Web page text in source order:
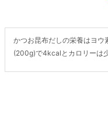
かつお昆布だしの栄養はヨウ
(200g)で4kcalとカロリーは少